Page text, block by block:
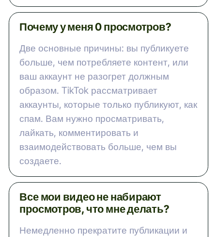
Почему у меня 0 просмотров?
Две основные причины: вы публикуете
больше, чем потребляете контент, или
ваш аккаунт не разогрет должным
образом. TikTok рассматривает
аккаунты, которые только публикуют, как
спам. Вам нужно просматривать,
лайкать, комментировать и
взаимодействовать больше, чем вы
создаете.
Все мои видео не набирают
просмотров, что мне делать?
Немедленно прекратите публикации и